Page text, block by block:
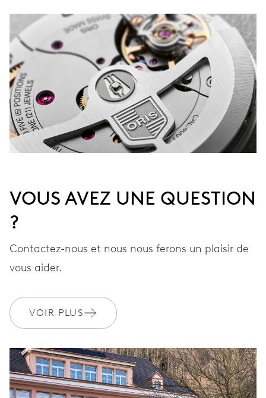
MYORIS
VOUS AVEZ UNE QUESTION
?
Contactez-nous et nous nous ferons un plaisir de
vous aider.
VOIR PLUS